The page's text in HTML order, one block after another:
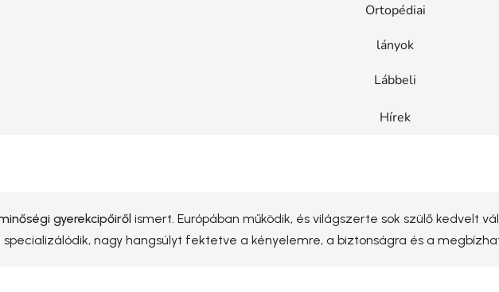
Ortopédiai
lányok
Lábbeli
Hírek
gyerekcipőiről ismert. Európában működik, és világszerte sok szülő kedvelt
nagy hangsúlyt fektetve a kényelemre, a biztonságra és a